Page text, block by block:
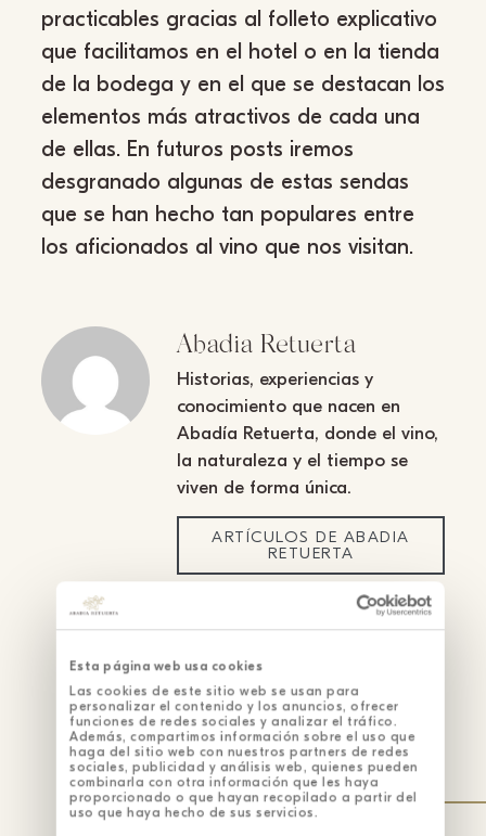
Esta página web usa cookies
Las cookies de este sitio web se usan para
personalizar el contenido y los anuncios, ofrecer
funciones de redes sociales y analizar el tráfico.
Además, compartimos información sobre el uso que
haga del sitio web con nuestros partners de redes
sociales, publicidad y análisis web, quienes pueden
combinarla con otra información que les haya
proporcionado o que hayan recopilado a partir del
uso que haya hecho de sus servicios.
practicables gracias al folleto explicativo
que facilitamos en el hotel o en la tienda
de la bodega y en el que se destacan los
elementos más atractivos de cada una
de ellas. En futuros posts iremos
desgranado algunas de estas sendas
que se han hecho tan populares entre
los aficionados al vino que nos visitan.
Abadia Retuerta
Historias, experiencias y
conocimiento que nacen en
Abadía Retuerta, donde el vino,
la naturaleza y el tiempo se
viven de forma única.
ARTÍCULOS DE ABADIA
RETUERTA
Buscar artículos
Artículos